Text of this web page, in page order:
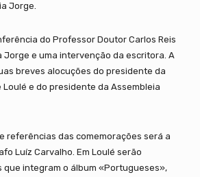
Jorge.
do Professor Doutor Carlos Reis
Jorge e uma intervenção da escritora. A
breves alocuções do presidente da
Loulé e do presidente da Assembleia
referências das comemorações será a
Luíz Carvalho. Em Loulé serão
integram o álbum «Portugueses»,